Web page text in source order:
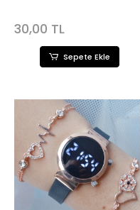
30,00 TL
Sepete Ekle